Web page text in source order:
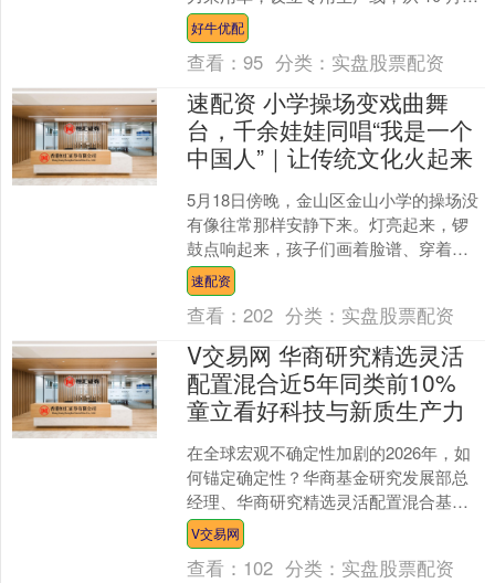
向日本出口，这是丰田首次在主力车型
上实施海....
好牛优配
查看：95 分类： 实盘股票配资
速配资 小学操场变戏曲舞
台，千余娃娃同唱“我是一个
中国人”｜让传统文化火起来
5月18日傍晚，金山区金山小学的操场没
有像往常那样安静下来。灯亮起来，锣
鼓点响起来，孩子们画着脸谱、穿着戏
服，一个方阵接一个方阵地走进场地。
这是该校“戏韵润童心....
速配资
查看：202 分类： 实盘股票配资
V交易网 华商研究精选灵活
配置混合近5年同类前10%
童立看好科技与新质生产力
在全球宏观不确定性加剧的2026年，如
何锚定确定性？华商基金研究发展部总
经理、华商研究精选灵活配置混合基金
经理童立表示，投资组合需要在两个维
度上做好平衡：一方面....
V交易网
查看： 102 分类： 实盘股票配资